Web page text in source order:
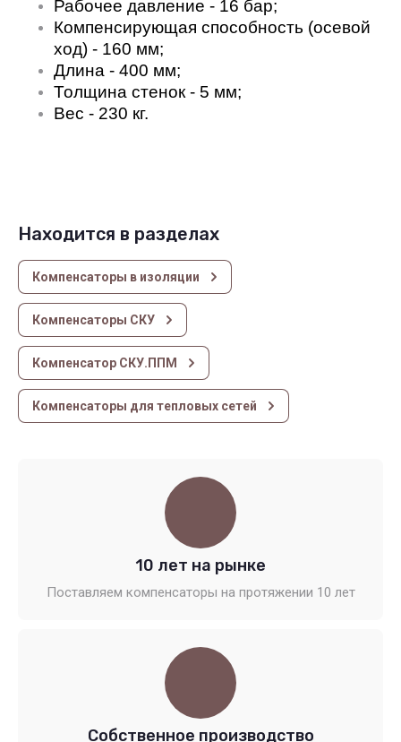
Рабочее давление - 16 бар;
Компенсирующая способность (осевой
ход) - 160 мм;
Длина - 400 мм;
Толщина стенок - 5 мм;
Вес - 230 кг.
Находится в разделах
Компенсаторы в изоляции
Компенсаторы СКУ
Компенсатор СКУ.ППМ
Компенсаторы для тепловых сетей
10 лет на рынке
Поставляем компенсаторы на протяжении 10 лет
Собственное производство